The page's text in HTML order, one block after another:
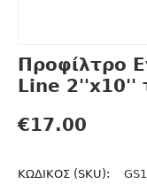
Προφίλτρο
Line 2''x10''
€17.00
ΚΩΔΙΚΟΣ (SKU):